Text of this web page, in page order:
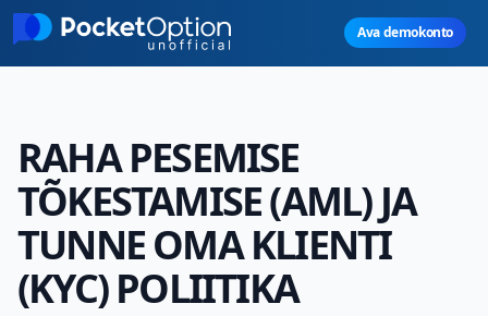
Skip to main content
Ava demokonto
RAHA PESEMISE
TÕKESTAMISE (AML) JA
TUNNE OMA KLIENTI
(KYC) POLIITIKA